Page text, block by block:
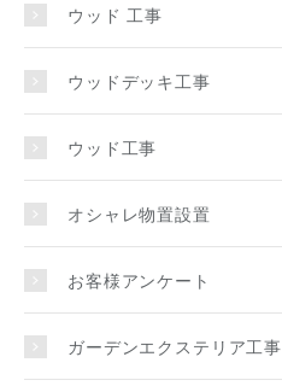
ウッド 工事
ウッドデッキ工事
ウッド工事
オシャレ物置設置
お客様アンケート
ガーデンエクステリア工事